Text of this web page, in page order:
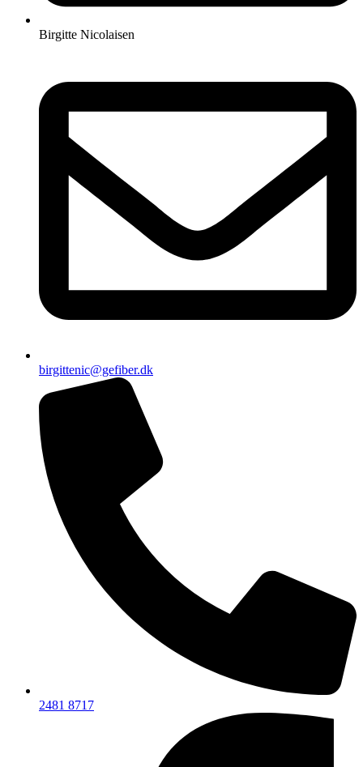
Birgitte Nicolaisen
birgittenic@gefiber.dk
2481 8717